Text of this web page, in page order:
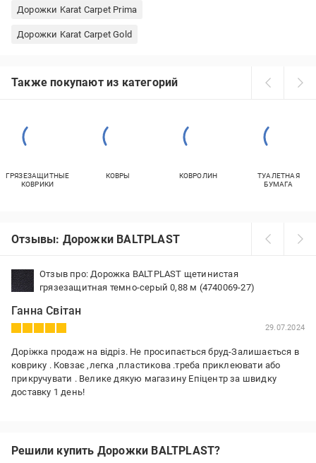
Дорожки Karat Carpet Prima
Дорожки Karat Carpet Gold
Также покупают из категорий
ГРЯЗЕЗАЩИТНЫЕ
КОВРИКИ
КОВРЫ КОВРОЛИН
ТУАЛЕТНАЯ
БУМАГА
Отзывы: Дорожки BALTPLAST
Отзыв про: Дорожка BALTPLAST щетинистая
грязезащитная темно-серый 0,88 м (4740069-27)
Ганна Світан
29.07.2024
Доріжка продаж на відріз. Не просипається бруд-Залишається в
коврику . Ковзає ,легка ,пластикова .треба приклеювати або
прикручувати . Велике дякую магазину Епіцентр за швидку
доставку 1 день!
Решили купить Дорожки BALTPLAST?